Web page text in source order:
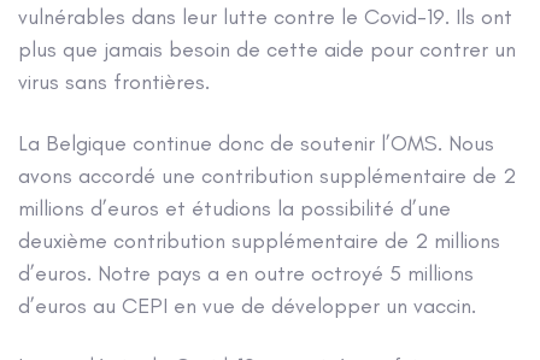
vulnérables dans leur lutte contre le Covid-19. Ils ont
plus que jamais besoin de cette aide pour contrer un
virus sans frontières.
La Belgique continue donc de soutenir l’OMS. Nous
avons accordé une contribution supplémentaire de 2
millions d’euros et étudions la possibilité d’une
deuxième contribution supplémentaire de 2 millions
d’euros. Notre pays a en outre octroyé 5 millions
d’euros au CEPI en vue de développer un vaccin.